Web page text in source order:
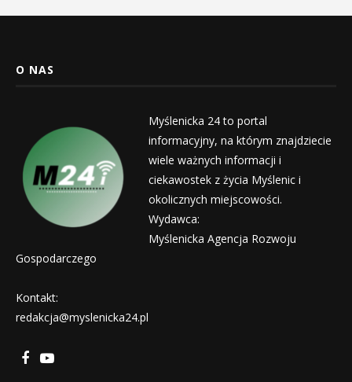
O NAS
Myślenicka 24 to portal
informacyjny, na którym znajdziecie
wiele ważnych informacji i
ciekawostek z życia Myślenic i
okolicznych miejscowości.
Wydawca:
Myślenicka Agencja Rozwoju
Gospodarczego
Kontakt:
redakcja@myslenicka24.pl